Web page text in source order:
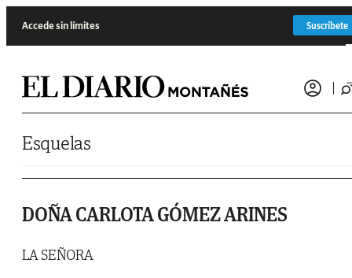
Accede sin límites Suscríbete
Esquelas
DOÑA CARLOTA GÓMEZ ARINES
LA SEÑORA